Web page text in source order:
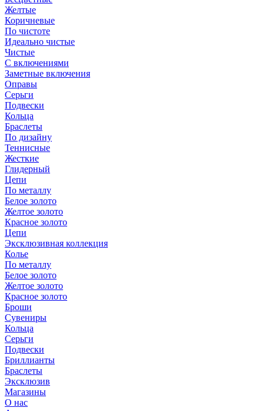
Желтые
Коричневые
По чистоте
Идеально чистые
Чистые
С включениями
Заметные включения
Оправы
Серьги
Подвески
Кольца
Браслеты
По дизайну
Теннисные
Жесткие
Глидерный
Цепи
По металлу
Белое золото
Желтое золото
Красное золото
Цепи
Эксклюзивная коллекция
Колье
По металлу
Белое золото
Желтое золото
Красное золото
Броши
Сувениры
Кольца
Серьги
Подвески
Бриллианты
Браслеты
Эксклюзив
Магазины
О нас